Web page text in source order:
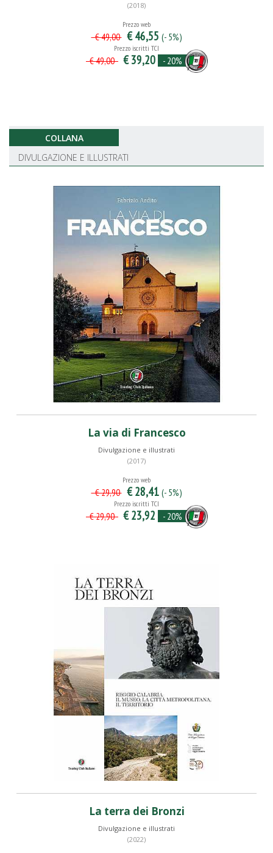
(2018)
Prezzo web
€ 49,00 € 46,55 (- 5%)
Prezzo iscritti TCI
€ 49,00 € 39,20 - 20%
COLLANA
DIVULGAZIONE E ILLUSTRATI
La via di Francesco
Divulgazione e illustrati
(2017)
Prezzo web
€ 29,90 € 28,41 (- 5%)
Prezzo iscritti TCI
€ 29,90 € 23,92 - 20%
La terra dei Bronzi
Divulgazione e illustrati
(2022)